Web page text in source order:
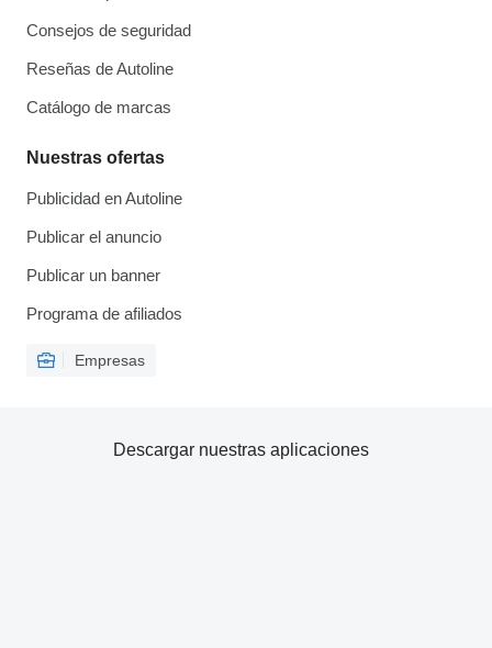
Consejos de seguridad
Reseñas de Autoline
Catálogo de marcas
Nuestras ofertas
Publicidad en Autoline
Publicar el anuncio
Publicar un banner
Programa de afiliados
Empresas
Descargar nuestras aplicaciones